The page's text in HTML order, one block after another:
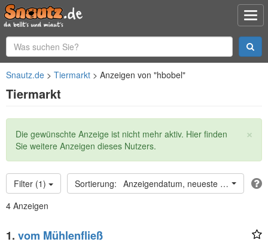
Snautz.de Tiermarkt Anzeigen von "hbobel"
Tiermarkt
×
Statusmeldung
Die gewünschte Anzeige ist nicht mehr aktiv. Hier finden
Sie weitere Anzeigen dieses Nutzers.
Filter (1)
Anzeigendatum, neueste oben
4 Anzeigen
1. vom Mühlenfließ